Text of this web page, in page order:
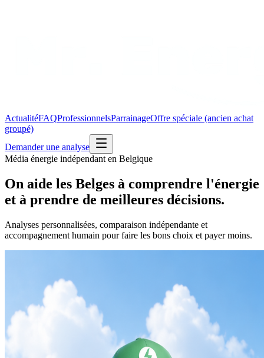
ActualitéFAQProfessionnelsParrainageOffre spéciale (ancien achat
groupé)
Demander une analyse
Média énergie indépendant en Belgique
On aide les Belges à comprendre l'énergie
et à prendre de meilleures décisions.
Analyses personnalisées, comparaison indépendante et
accompagnement humain pour faire les bons choix et payer moins.